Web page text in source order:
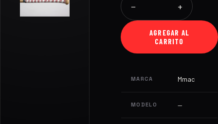
− +
AGREGAR AL
CARRITO
MARCA Mmac
MODELO —